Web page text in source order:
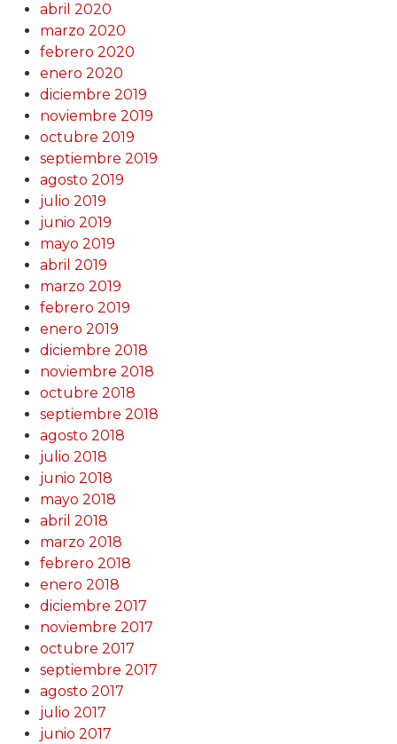
abril 2020
marzo 2020
febrero 2020
enero 2020
diciembre 2019
noviembre 2019
octubre 2019
septiembre 2019
agosto 2019
julio 2019
junio 2019
mayo 2019
abril 2019
marzo 2019
febrero 2019
enero 2019
diciembre 2018
noviembre 2018
octubre 2018
septiembre 2018
agosto 2018
julio 2018
junio 2018
mayo 2018
abril 2018
marzo 2018
febrero 2018
enero 2018
diciembre 2017
noviembre 2017
octubre 2017
septiembre 2017
agosto 2017
julio 2017
junio 2017